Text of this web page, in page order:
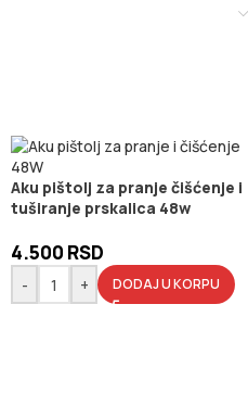
Aku pištolj za pranje čišćenje i
tuširanje prskalica 48w
4.500 RSD
- + DODAJ U KORPU